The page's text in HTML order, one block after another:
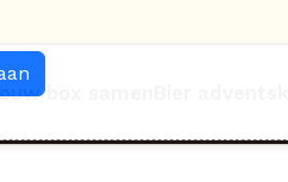
box samen